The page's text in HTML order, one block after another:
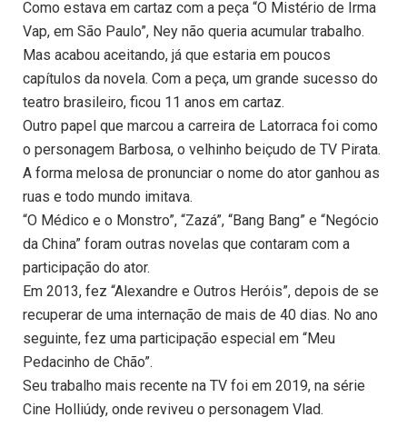
Como estava em cartaz com a peça “O Mistério de Irma
Vap, em São Paulo”, Ney não queria acumular trabalho.
Mas acabou aceitando, já que estaria em poucos
capítulos da novela. Com a peça, um grande sucesso do
teatro brasileiro, ficou 11 anos em cartaz.
Outro papel que marcou a carreira de Latorraca foi como
o personagem Barbosa, o velhinho beiçudo de TV Pirata.
A forma melosa de pronunciar o nome do ator ganhou as
ruas e todo mundo imitava.
“O Médico e o Monstro”, “Zazá”, “Bang Bang” e “Negócio
da China” foram outras novelas que contaram com a
participação do ator.
Em 2013, fez “Alexandre e Outros Heróis”, depois de se
recuperar de uma internação de mais de 40 dias. No ano
seguinte, fez uma participação especial em “Meu
Pedacinho de Chão”.
Seu trabalho mais recente na TV foi em 2019, na série
Cine Holliúdy, onde reviveu o personagem Vlad.